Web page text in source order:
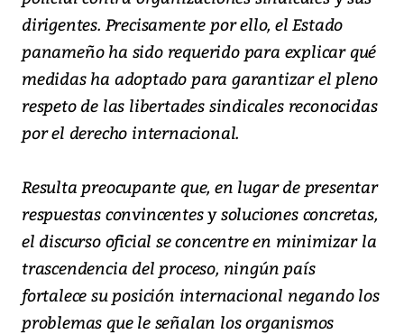
dirigentes. Precisamente por ello, el Estado
panameño ha sido requerido para explicar qué
medidas ha adoptado para garantizar el pleno
respeto de las libertades sindicales reconocidas
por el derecho internacional.
Resulta preocupante que, en lugar de presentar
respuestas convincentes y soluciones concretas,
el discurso oficial se concentre en minimizar la
trascendencia del proceso, ningún país
fortalece su posición internacional negando los
problemas que le señalan los organismos